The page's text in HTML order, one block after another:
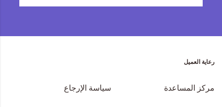
رعاية العميل
مركز المساعدة سياسة الإرجاع